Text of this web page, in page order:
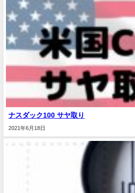
ナスダック100 サヤ取り
2021年6月18日